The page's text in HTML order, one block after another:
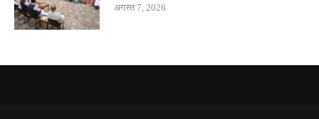
अगस्त 7, 2026